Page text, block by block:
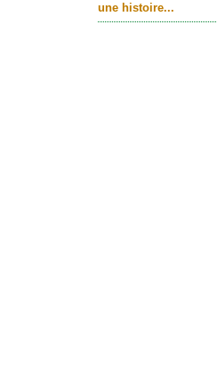
une histoire...